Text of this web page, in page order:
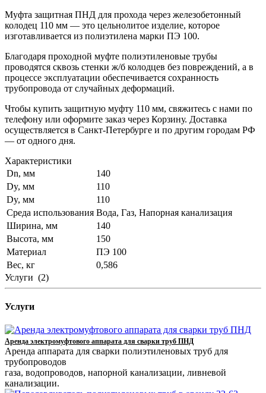
Муфта защитная ПНД для прохода через железобетонный
колодец 110 мм — это цельнолитое изделие, которое
изготавливается из полиэтилена марки ПЭ 100.
Благодаря проходной муфте полиэтиленовые трубы
проводятся сквозь стенки ж/б колодцев без повреждений, а в
процессе эксплуатации обеспечивается сохранность
трубопровода от случайных деформаций.
Чтобы купить защитную муфту 110 мм, свяжитесь с нами по
телефону или оформите заказ через Корзину. Доставка
осуществляется в Санкт-Петербурге и по другим городам РФ
— от одного дня.
Характеристики
Dn, мм
140
Dy, мм
110
Dy, мм
110
Среда использования Вода, Газ, Напорная канализация
Ширина, мм
140
Высота, мм
150
Материал
ПЭ 100
Вес, кг
0,586
Услуги (2)
Услуги
Аренда электромуфтового аппарата для сварки труб ПНД
Аренда аппарата для сварки полиэтиленовых труб для
трубопроводов
газа, водопроводов, напорной канализации, ливневой
канализации.